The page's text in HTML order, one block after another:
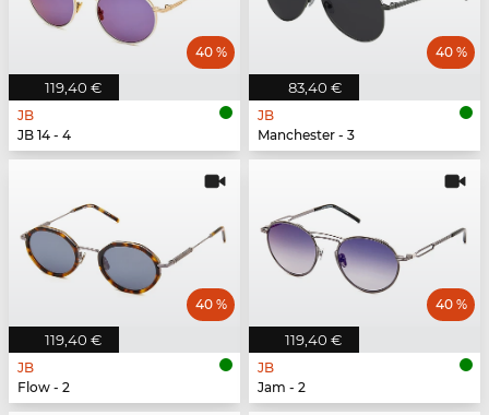
119,40 €
40 %
JB
JB 14 - 4
83,40 €
40 %
JB
Manchester - 3
119,40 €
40 %
JB
Flow - 2
119,40 €
40 %
JB
Jam - 2